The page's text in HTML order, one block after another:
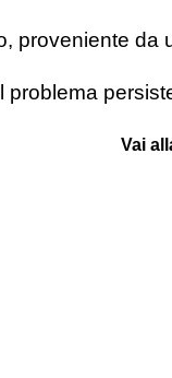
proveniente da
problema
Vai